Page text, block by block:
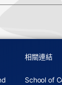
相關連結
School of